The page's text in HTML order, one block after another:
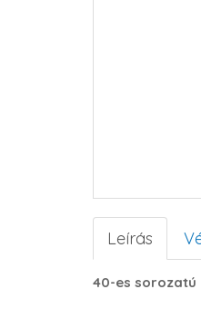
Leírás
40-es sorozatú